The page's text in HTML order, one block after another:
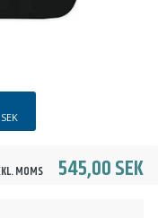
MOMS 545,00 SEK